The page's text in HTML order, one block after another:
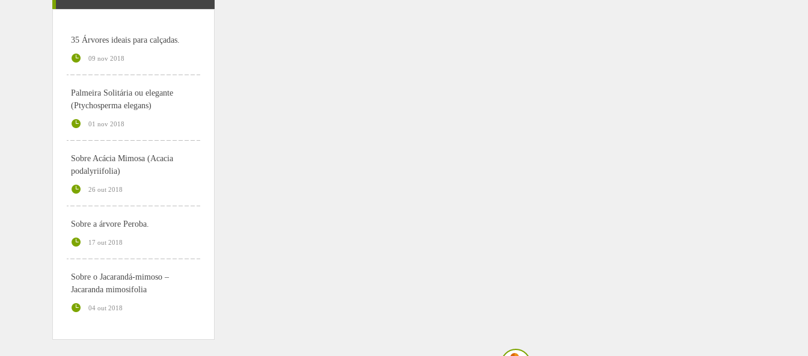
35 Árvores ideais para calçadas.
09 nov 2018
Palmeira Solitária ou elegante
(Ptychosperma elegans)
01 nov 2018
Sobre Acácia Mimosa (Acacia
podalyriifolia)
26 out 2018
Sobre a árvore Peroba.
17 out 2018
Sobre o Jacarandá-mimoso –
Jacaranda mimosifolia
04 out 2018